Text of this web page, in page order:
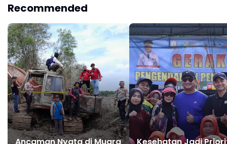
Recommended